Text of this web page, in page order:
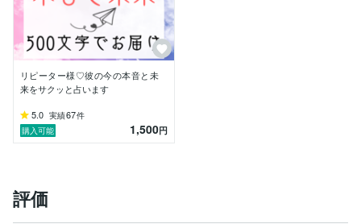
リピーター様♡彼の今の本音と未
来をサクッと占います
5.0 実績67件
購入可能
1,500円
評価